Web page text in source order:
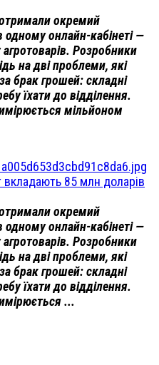
окремий
одному онлайн-кабінеті —
Розробники
на дві проблеми, які
брак грошей: складні
їхати до відділення.
мільйоном
85 млн доларів
окремий
одному онлайн-кабінеті —
Розробники
на дві проблеми, які
брак грошей: складні
їхати до відділення.
...